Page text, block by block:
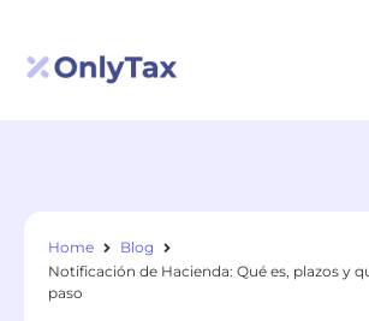
Home
Blog
Notificación de Hacienda: Qué es, plazos y
paso